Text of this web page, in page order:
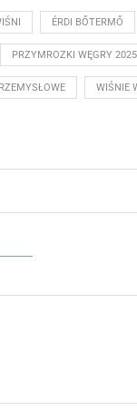
ÉRDI BŐTERMŐ
PRZYMROZKI WĘGRY 2025
WIŚNIE